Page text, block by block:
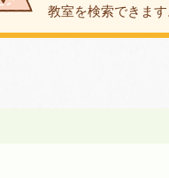
教室を検索できます